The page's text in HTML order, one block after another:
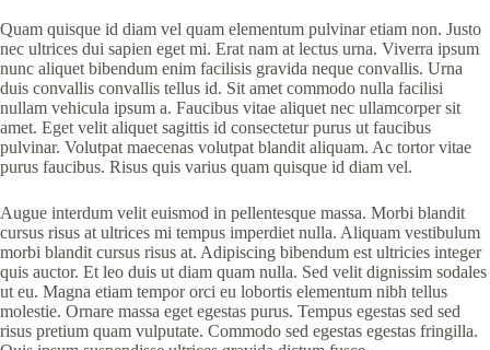
Quam quisque id diam vel quam elementum pulvinar etiam non. Justo
nec ultrices dui sapien eget mi. Erat nam at lectus urna. Viverra ipsum
nunc aliquet bibendum enim facilisis gravida neque convallis. Urna
duis convallis convallis tellus id. Sit amet commodo nulla facilisi
nullam vehicula ipsum a. Faucibus vitae aliquet nec ullamcorper sit
amet. Eget velit aliquet sagittis id consectetur purus ut faucibus
pulvinar. Volutpat maecenas volutpat blandit aliquam. Ac tortor vitae
purus faucibus. Risus quis varius quam quisque id diam vel.
Augue interdum velit euismod in pellentesque massa. Morbi blandit
cursus risus at ultrices mi tempus imperdiet nulla. Aliquam vestibulum
morbi blandit cursus risus at. Adipiscing bibendum est ultricies integer
quis auctor. Et leo duis ut diam quam nulla. Sed velit dignissim sodales
ut eu. Magna etiam tempor orci eu lobortis elementum nibh tellus
molestie. Ornare massa eget egestas purus. Tempus egestas sed sed
risus pretium quam vulputate. Commodo sed egestas egestas fringilla.